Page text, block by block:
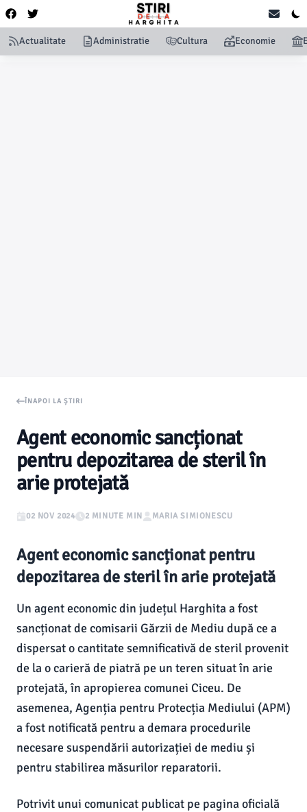
Actualitate Administratie Cultura Economie
ÎNAPOI LA ȘTIRI
Agent economic sancționat
pentru depozitarea de steril în
arie protejată
02 NOV 2024 2 MINUTE MIN MARIA SIMIONESCU
Agent economic sancționat pentru
depozitarea de steril în arie protejată
Un agent economic din județul Harghita a fost
sancționat de comisarii Gărzii de Mediu după ce a
dispersat o cantitate semnificativă de steril provenit
de la o carieră de piatră pe un teren situat în arie
protejată, în apropierea comunei Ciceu. De
asemenea, Agenția pentru Protecția Mediului (APM)
a fost notificată pentru a demara procedurile
necesare suspendării autorizației de mediu și
pentru stabilirea măsurilor reparatorii.
Potrivit unui comunicat publicat pe pagina oficială